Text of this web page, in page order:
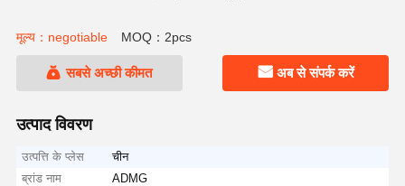
मूल्य：negotiable MOQ：2pcs
सबसे अच्छी कीमत अब से संपर्क करें
उत्पाद विवरण
उत्पत्ति के प्लेस
चीन
ब्रांड नाम
ADMG